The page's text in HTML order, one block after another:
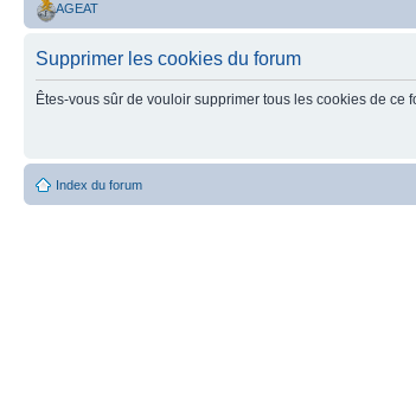
AGEAT
Supprimer les cookies du forum
Êtes-vous sûr de vouloir supprimer tous les cookies de ce
Index du forum